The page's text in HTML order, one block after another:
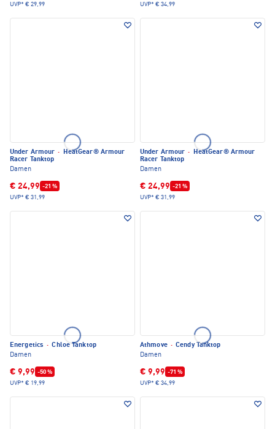
UVP* € 29,99
UVP* € 34,99
Under Armour ·
HeatGear® Armour
Racer Tanktop
Damen
€ 24,99 -21 %
UVP* € 31,99
Under Armour ·
HeatGear® Armour
Racer Tanktop
Damen
€ 24,99 -21 %
UVP* € 31,99
Energetics · Chloe Tanktop
Damen
€ 9,99 -50 %
UVP* € 19,99
Athmove · Cendy Tanktop
Damen
€ 9,99 -71 %
UVP* € 34,99